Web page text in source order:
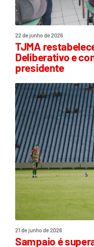
22 de junho de 2026
TJMA
Deliberativo e
presidente
21 de junho de 2026
Sampaio é